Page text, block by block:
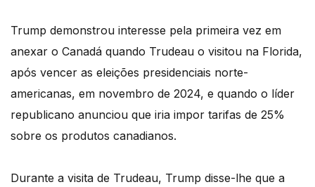
Trump demonstrou interesse pela primeira vez em
anexar o Canadá quando Trudeau o visitou na Florida,
após vencer as eleições presidenciais norte-
americanas, em novembro de 2024, e quando o líder
republicano anunciou que iria impor tarifas de 25%
sobre os produtos canadianos.
Durante a visita de Trudeau, Trump disse-lhe que a